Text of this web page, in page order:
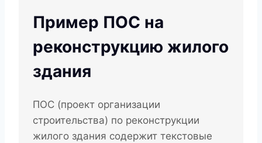
Пример ПОС на
реконструкцию жилого
здания
ПОС (проект организации
строительства) по реконструкции
жилого здания содержит текстовые